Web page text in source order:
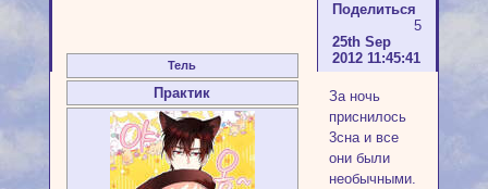
Поделиться
5
25th Sep
2012 11:45:41
Тель
Практик
За ночь
приснилось
3сна и все
они были
необычными.